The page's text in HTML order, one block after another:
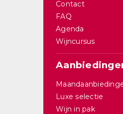
Contact
FAQ
Agenda
Wijncursus
Luxe selectie
Wijn in pak